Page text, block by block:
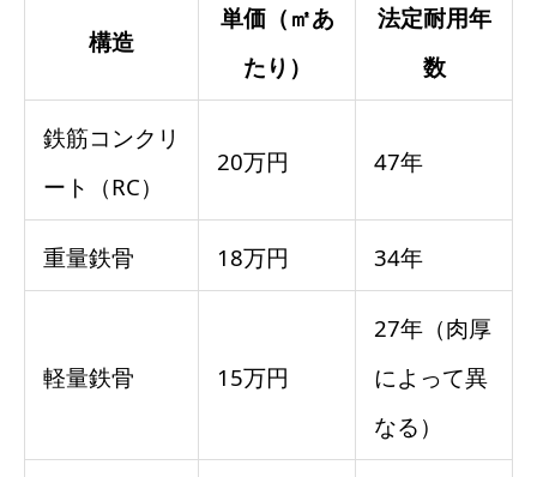
構造
単価（㎡あ
たり）
法定耐用年
数
鉄筋コンクリ
ート（RC）
20万円 47年
重量鉄骨 18万円 34年
軽量鉄骨 15万円
27年（肉厚
によって異
なる）